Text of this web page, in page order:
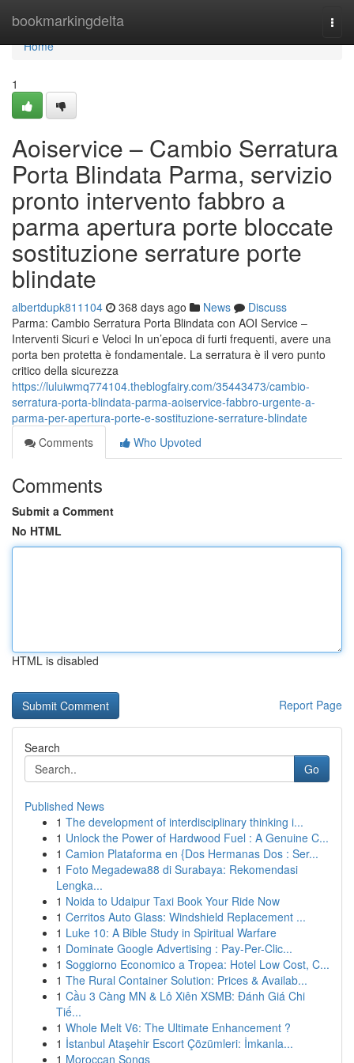
bookmarkingdelta
Home
Home
1
Aoiservice – Cambio Serratura
Porta Blindata Parma, servizio
pronto intervento fabbro a
parma apertura porte bloccate
sostituzione serrature porte
blindate
albertdupk811104 368 days ago News
Discuss
Parma: Cambio Serratura Porta Blindata con AOI Service –
Interventi Sicuri e Veloci In un’epoca di furti frequenti, avere una
porta ben protetta è fondamentale. La serratura è il vero punto
critico della sicurezza
https://luluiwmq774104.theblogfairy.com/35443473/cambio-
serratura-porta-blindata-parma-aoiservice-fabbro-urgente-a-
parma-per-apertura-porte-e-sostituzione-serrature-blindate
Comments
Who Upvoted
Comments
Submit a Comment
No HTML
HTML is disabled
Report Page
Search
Go
Published News
1 The development of interdisciplinary thinking i...
1 Unlock the Power of Hardwood Fuel : A Genuine C...
1 Camion Plataforma en {Dos Hermanas Dos : Ser...
1 Foto Megadewa88 di Surabaya: Rekomendasi
Lengka...
1 Noida to Udaipur Taxi Book Your Ride Now
1 Cerritos Auto Glass: Windshield Replacement ...
1 Luke 10: A Bible Study in Spiritual Warfare
1 Dominate Google Advertising : Pay-Per-Clic...
1 Soggiorno Economico a Tropea: Hotel Low Cost, C...
1 The Rural Container Solution: Prices & Availab...
1 Cầu 3 Càng MN & Lô Xiên XSMB: Đánh Giá Chi
Tiế...
1 Whole Melt V6: The Ultimate Enhancement ?
1 İstanbul Ataşehir Escort Çözümleri: İmkanla...
1 Moroccan Songs